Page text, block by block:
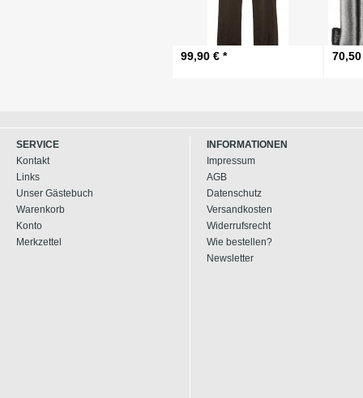
99,90 € *
SERVICE
Kontakt
Links
Unser Gästebuch
Warenkorb
Konto
Merkzettel
INFORMATIONEN
Impressum
AGB
Datenschutz
Versandkosten
Widerrufsrecht
Wie bestellen?
Newsletter